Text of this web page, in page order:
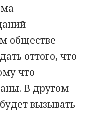
обществе
оттого, что
что
В другом
вызывать